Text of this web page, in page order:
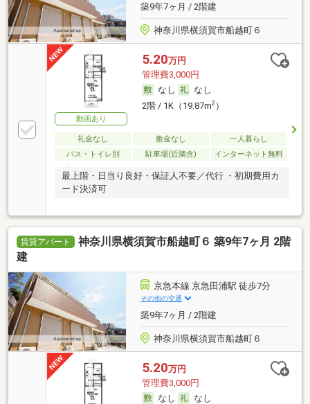
築9年7ヶ月 / 2階建
神奈川県横須賀市船越町６
動画あり
5.20万円
管理費3,000円
なし
なし
2階 / 1K（19.87m2）
礼金なし 敷金なし
一人暮らし
バス・トイレ別
駐車場(近隣含) インターネット無料
最上階・日当り良好・保証人不要／代行 ・初期費用カ
ード決済可
賃貸アパート
神奈川県横須賀市船越町６ 築9年7ヶ月 2階
建
京急本線 京急田浦駅 徒歩7分
その他の交通
築9年7ヶ月 / 2階建
神奈川県横須賀市船越町６
5.20万円
管理費3,000円
なし
なし